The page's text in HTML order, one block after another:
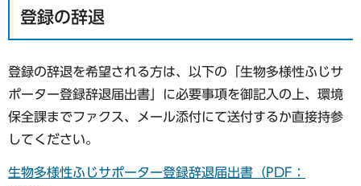
登録の辞退
登録の辞退を希望される方は、以下の「生物多様性ふじサ
ポーター登録辞退届出書」に必要事項を御記入の上、環境
保全課までファクス、メール添付にて送付するか直接持参
してください。
生物多様性ふじサポーター登録辞退届出書（PDF：